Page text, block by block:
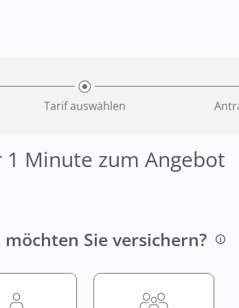
Tarifauswählen
1 Minute zum Angebot
möchten Sie versichern?